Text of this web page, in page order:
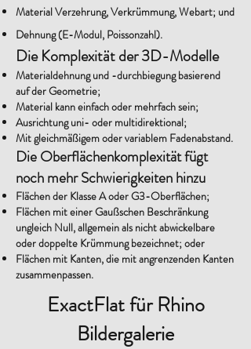
Material Verzehrung, Verkrümmung, Webart; und
Dehnung (E-Modul, Poissonzahl).
Die Komplexität der 3D-Modelle
Materialdehnung und -durchbiegung basierend
auf der Geometrie;
Material kann einfach oder mehrfach sein;
Ausrichtung uni- oder multidirektional;
Mit gleichmäßigem oder variablem Fadenabstand.
Die Oberflächenkomplexität fügt
noch mehr Schwierigkeiten hinzu
Flächen der Klasse A oder G3-Oberflächen;
Flächen mit einer Gaußschen Beschränkung
ungleich Null, allgemein als nicht abwickelbare
oder doppelte Krümmung bezeichnet; oder
Flächen mit Kanten, die mit angrenzenden Kanten
zusammenpassen.
ExactFlat für Rhino
Bildergalerie